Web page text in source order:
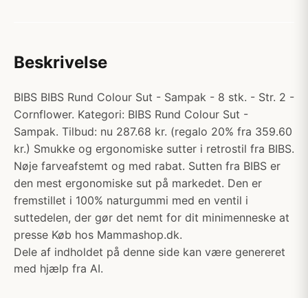
Beskrivelse
BIBS BIBS Rund Colour Sut - Sampak - 8 stk. - Str. 2 -
Cornflower. Kategori: BIBS Rund Colour Sut -
Sampak. Tilbud: nu 287.68 kr. (regalo 20% fra 359.60
kr.) Smukke og ergonomiske sutter i retrostil fra BIBS.
Nøje farveafstemt og med rabat. Sutten fra BIBS er
den mest ergonomiske sut på markedet. Den er
fremstillet i 100% naturgummi med en ventil i
suttedelen, der gør det nemt for dit minimenneske at
presse Køb hos Mammashop.dk.
Dele af indholdet på denne side kan være genereret
med hjælp fra AI.